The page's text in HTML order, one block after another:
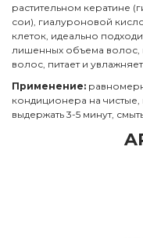
растительном кератине
сои), гиалуроновой
клеток, идеально
лишенных объема волос,
волос, питает и
Применение:
кондиционера на
выдержать 3-5 минут,